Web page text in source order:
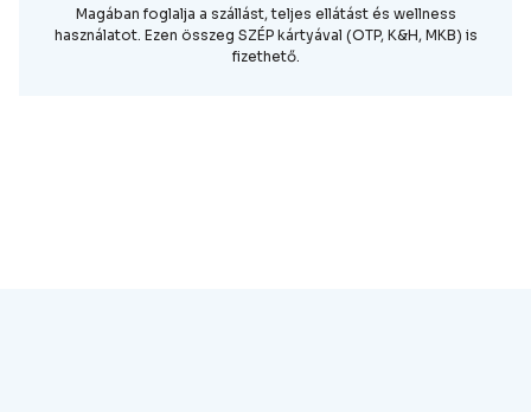
Magában foglalja a szállást, teljes ellátást és wellness
használatot. Ezen összeg SZÉP kártyával (OTP, K&H, MKB) is
fizethető.